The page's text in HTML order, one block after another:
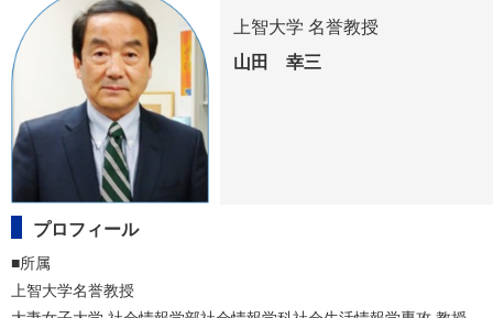
上智大学 名誉教授
山田 幸三
プロフィール
■所属
上智大学名誉教授